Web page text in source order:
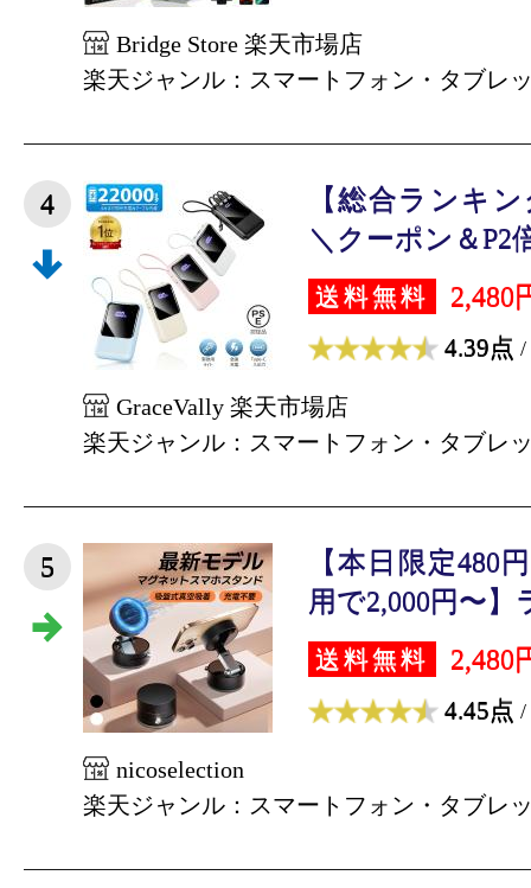
Bridge Store 楽天市場店
楽天ジャンル：スマートフォン・タブレ
4
【総合ランキ
＼クーポン＆P2
送料無料 2,480
4.39点 /
GraceVally 楽天市場店
楽天ジャンル：スマートフォン・タブレ
5
【本日限定480
用で2,000円〜】
送料無料 2,480
4.45点 /
nicoselection
楽天ジャンル：スマートフォン・タブレ